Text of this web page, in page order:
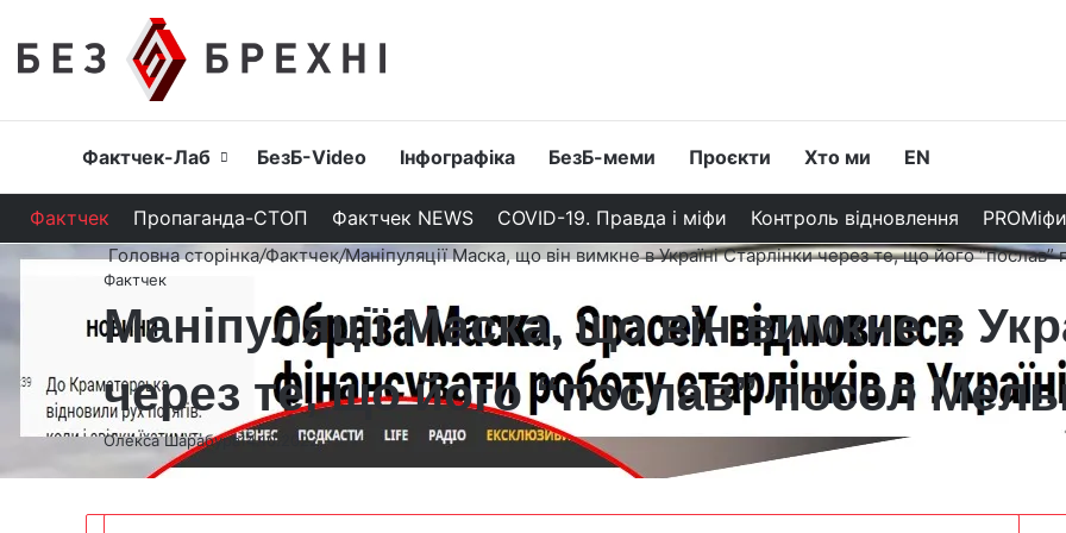
Головна
Фактчек-Лаб БезБ-Video Інфографіка БезБ-меми Проєкти Хто ми EN
Фактчек Пропаганда-СТОП Фактчек NEWS COVID-19. Правда і міфи Контроль відновлення PROМіфи
Головна сторінка/Фактчек/Маніпуляції Маска, що він вимкне в Україні Старлінки через те, що його
Фактчек
Маніпуляції Маска, що він вимкне в
через те, що його “послав” посол
Олекса Шарабура14.10.2022